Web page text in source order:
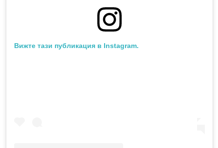
Вижте тази публикация в Instagram.